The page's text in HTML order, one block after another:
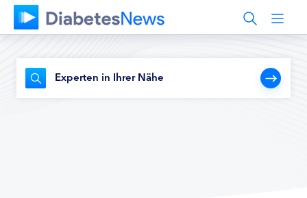
Experten in Ihrer Nähe